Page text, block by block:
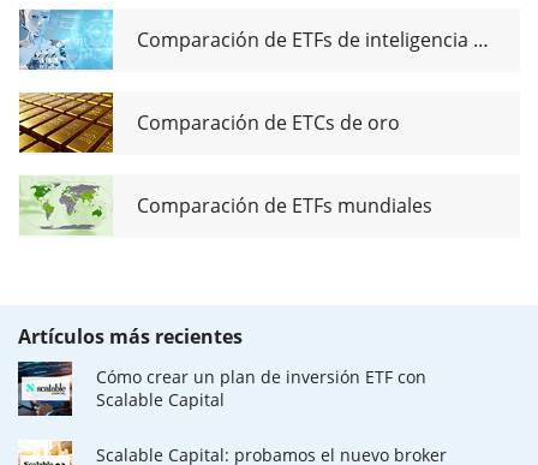
Comparación de ETFs de inteligencia artificial
Comparación de ETCs de oro
Comparación de ETFs mundiales
Artículos más recientes
Cómo crear un plan de inversión ETF con
Scalable Capital
Scalable Capital: probamos el nuevo broker